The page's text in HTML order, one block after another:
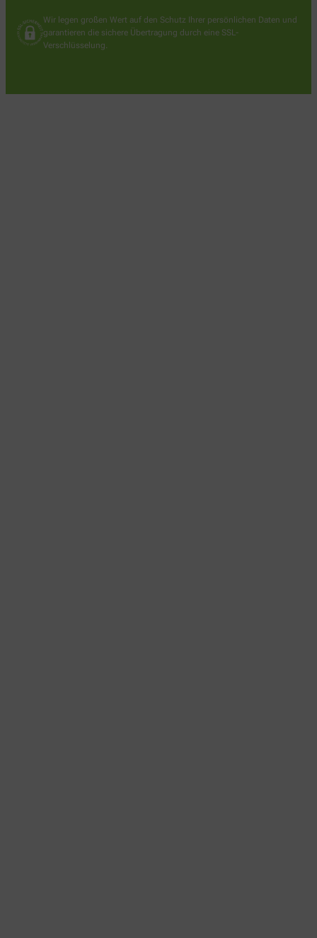
Wir legen großen Wert auf den Schutz Ihrer persönlichen Daten und
garantieren die sichere Übertragung durch eine SSL-
Verschlüsselung.